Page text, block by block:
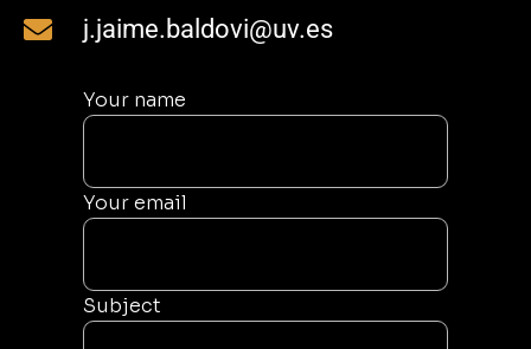
j.jaime.baldovi@uv.es
Your name
Your email
Subject